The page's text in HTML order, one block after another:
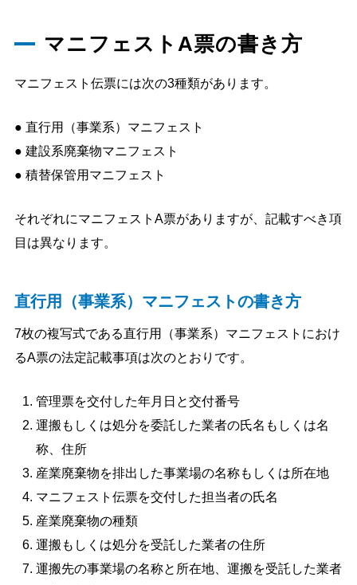
マニフェストA票の書き方
マニフェスト伝票には次の3種類があります。
● 直行用（事業系）マニフェスト
● 建設系廃棄物マニフェスト
● 積替保管用マニフェスト
それぞれにマニフェストA票がありますが、記載すべき項
目は異なります。
直行用（事業系）マニフェストの書き方
7枚の複写式である直行用（事業系）マニフェストにおけ
るA票の法定記載事項は次のとおりです。
管理票を交付した年月日と交付番号
運搬もしくは処分を委託した業者の氏名もしくは名
称、住所
産業廃棄物を排出した事業場の名称もしくは所在地
マニフェスト伝票を交付した担当者の氏名
産業廃棄物の種類
運搬もしくは処分を受託した業者の住所
運搬先の事業場の名称と所在地、運搬を受託した業者